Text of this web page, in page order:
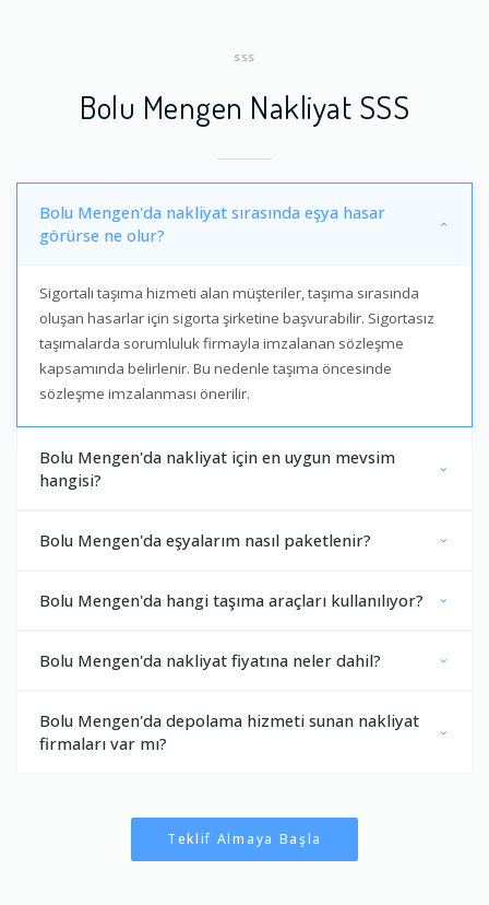
SSS
Bolu Mengen Nakliyat SSS
Bolu Mengen'da nakliyat sırasında eşya hasar
görürse ne olur?
Sigortalı taşıma hizmeti alan müşteriler, taşıma sırasında
oluşan hasarlar için sigorta şirketine başvurabilir. Sigortasız
taşımalarda sorumluluk firmayla imzalanan sözleşme
kapsamında belirlenir. Bu nedenle taşıma öncesinde
sözleşme imzalanması önerilir.
Bolu Mengen'da nakliyat için en uygun mevsim
hangisi?
Bolu Mengen'da eşyalarım nasıl paketlenir?
Bolu Mengen'da hangi taşıma araçları kullanılıyor?
Bolu Mengen'da nakliyat fiyatına neler dahil?
Bolu Mengen'da depolama hizmeti sunan nakliyat
firmaları var mı?
Teklif Almaya Başla